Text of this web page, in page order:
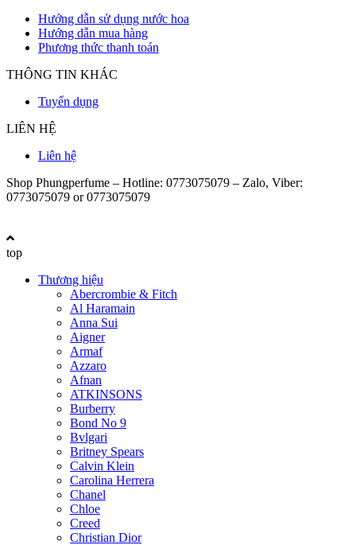
Hướng dẫn sử dụng nước hoa
Hướng dẫn mua hàng
Phương thức thanh toán
THÔNG TIN KHÁC
Tuyển dụng
LIÊN HỆ
Liên hệ
Shop Phungperfume – Hotline: 0773075079 – Zalo, Viber:
0773075079 or 0773075079
top
Thương hiệu
Abercrombie & Fitch
Al Haramain
Anna Sui
Aigner
Armaf
Azzaro
Afnan
ATKINSONS
Burberry
Bond No 9
Bvlgari
Britney Spears
Calvin Klein
Carolina Herrera
Chanel
Chloe
Creed
Christian Dior